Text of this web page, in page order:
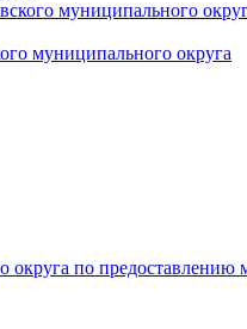
муниципального
муниципального округа
округа по предоставлению